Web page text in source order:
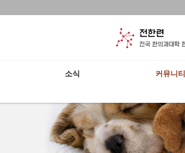
소식 커뮤니티